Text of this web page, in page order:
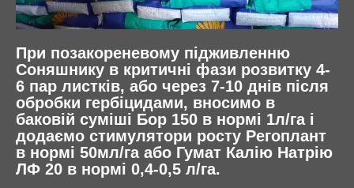
При позакореневому підживленню
Соняшнику в критичні фази розвитку 4-
6 пар листків, або через 7-10 днів після
обробки гербіцидами, вносимо в
баковій суміші Бор 150 в нормі 1л/га і
додаємо стимулятори росту Регоплант
в нормі 50мл/га або Гумат Калію Натрію
ЛФ 20 в нормі 0,4-0,5 л/га.